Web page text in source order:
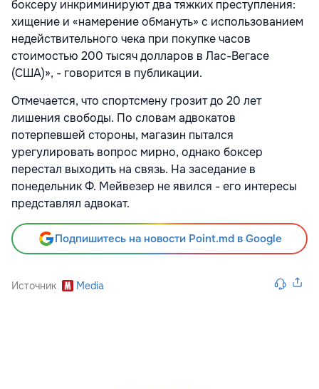
боксеру инкриминируют два тяжких преступления:
хищение и «намерение обмануть» с использованием
недействительного чека при покупке часов
стоимостью 200 тысяч долларов в Лас-Вегасе
(США)», - говорится в публикации.
Отмечается, что спортсмену грозит до 20 лет
лишения свободы. По словам адвокатов
потерпевшей стороны, магазин пытался
урегулировать вопрос мирно, однако боксер
перестал выходить на связь. На заседание в
понедельник Ф. Мейвезер не явился - его интересы
представлял адвокат.
Подпишитесь на новости Point.md в Google
Источник Media